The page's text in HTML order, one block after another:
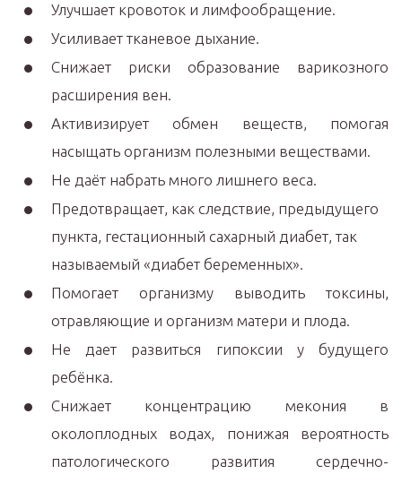
Улучшает кровоток и лимфообращение.
Усиливает тканевое дыхание.
Снижает риски образование варикозного
расширения вен.
Активизирует обмен веществ, помогая
насыщать организм полезными веществами.
Не даёт набрать много лишнего веса.
Предотвращает, как следствие, предыдущего
пункта, гестационный сахарный диабет, так
называемый «диабет беременных».
Помогает организму выводить токсины,
отравляющие и организм матери и плода.
Не дает развиться гипоксии у будущего
ребёнка.
Снижает концентрацию мекония в
околоплодных водах, понижая вероятность
патологического развития сердечно-